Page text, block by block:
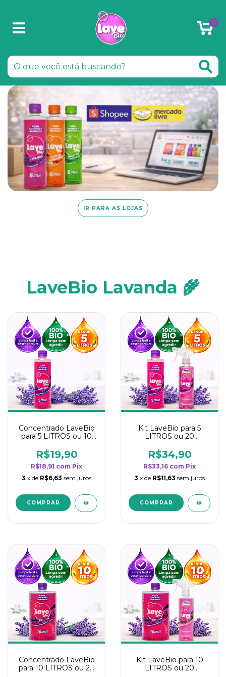
0
IR PARA AS LOJAS
LaveBio Lavanda 🌾
Concentrado LaveBio
para 5 LITROS ou 10
rendimento da
categoria - Lavanda
R$19,90
R$18,91 com Pix
3 x de R$6,63 sem juros
Kit LaveBio para 5
LITROS ou 20
rendimento da
categoria - Lavanda
R$34,90
R$33,16 com Pix
3 x de R$11,63 sem juros
Concentrado LaveBio
para 10 LITROS ou 20
Kit LaveBio para 10
LITROS ou 20